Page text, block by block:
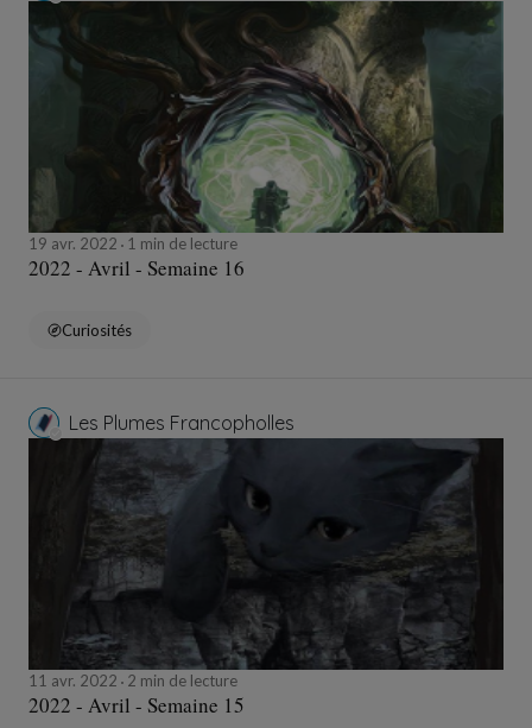
19 avr. 2022 1 min de lecture
2022 - Avril - Semaine 16
Curiosités
Les Plumes Francopholles
11 avr. 2022 2 min de lecture
2022 - Avril - Semaine 15